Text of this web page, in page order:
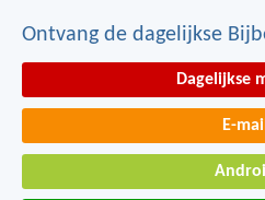
Ontvang de dagelijkse
Dagelijkse
E-mail